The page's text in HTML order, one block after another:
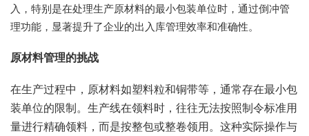
入，特别是在处理生产原材料的最小包装单位时，通过倒冲管
理功能，显著提升了企业的出入库管理效率和准确性。
原材料管理的挑战
在生产过程中，原材料如塑料粒和铜带等，通常存在最小包
装单位的限制。生产线在领料时，往往无法按照制令标准用
量进行精确领料，而是按整包或整卷领用。这种实际操作与